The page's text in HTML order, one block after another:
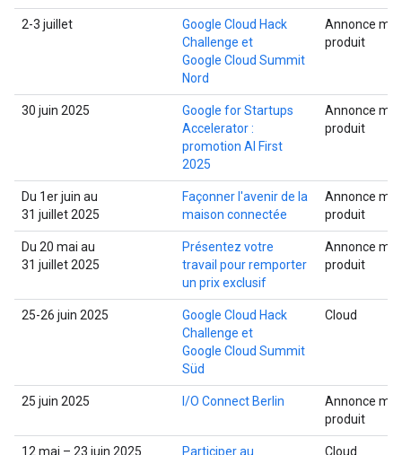
2-3 juillet
Google Cloud Hack
Challenge et
Google Cloud Summit
Nord
Annonce
produit
30 juin 2025
Google for Startups
Accelerator :
promotion AI First
2025
Annonce
produit
Du 1er juin au
31 juillet 2025
Façonner l'avenir de la
maison connectée
Annonce
produit
Du 20 mai au
31 juillet 2025
Présentez votre
travail pour remporter
un prix exclusif
Annonce
produit
25-26 juin 2025
Google Cloud Hack
Challenge et
Google Cloud Summit
Süd
Cloud
25 juin 2025 I/O Connect Berlin
Annonce
produit
12 mai – 23 juin 2025 Participer au Cloud